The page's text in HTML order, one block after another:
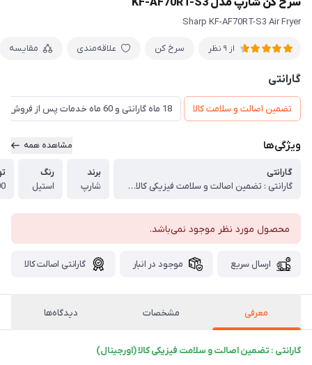
سرخ کن شارپ مدل KF-AF70RT-S3
Sharp KF-AF70RT-S3 Air Fryer
از 9 نظر سرخ کن علاقه‌مندی مقایسه
گارانتی
تضمین اصالت و سلامت کالا 18 ماه گارانتی و 60 ماه خدمات پس از فروش و ضمانت تعویض
ویژگی‌ها مشاهده همه
گارانتی
گارانتی : تضمین اصالت و سلامت فیزیکی کالا (اورجینال)
برند
شارپ
رنگ
استیل
محصول مورد نظر موجود نمی‌باشد.
ارسال سریع موجود در انبار گارانتی اصالت کالا
معرفی مشخصات دیدگاه‌ها
گارانتی : تضمین اصالت و سلامت فیزیکی کالا (اورجینال)